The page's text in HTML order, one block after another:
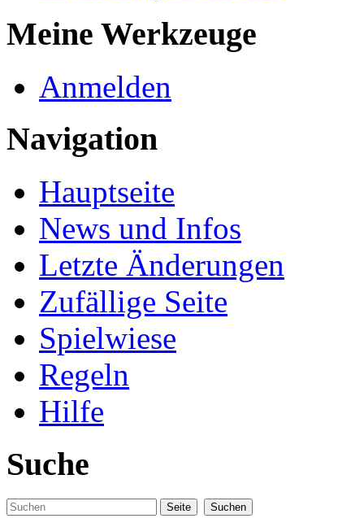
Meine Werkzeuge
Anmelden
Navigation
Hauptseite
News und Infos
Letzte Änderungen
Zufällige Seite
Spielwiese
Regeln
Hilfe
Suche